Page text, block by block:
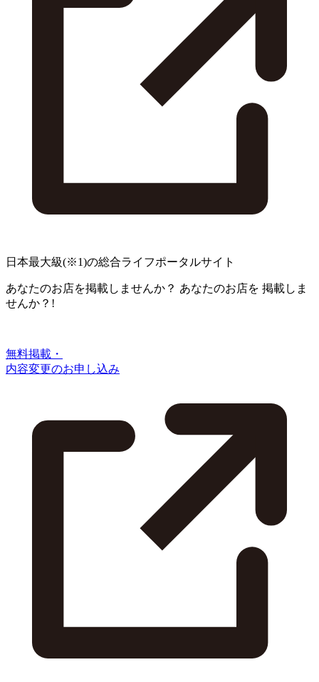
日本最大級(※1)の総合ライフポータルサイト
あなたのお店を掲載しませんか？ あなたのお店を 掲載しま
せんか？!
無料掲載・
内容変更のお申し込み